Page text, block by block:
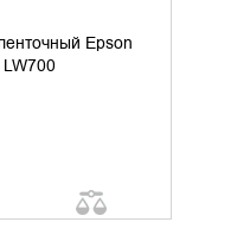
Epson
LW700